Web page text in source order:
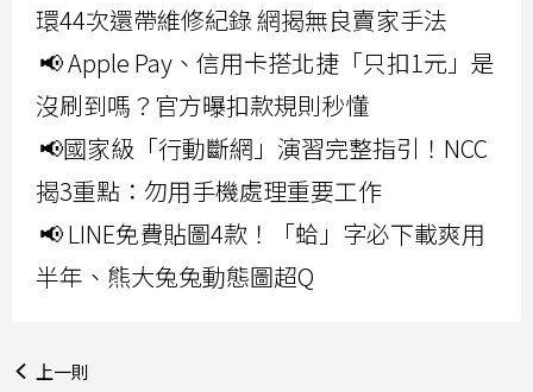
環44次還帶維修紀錄 網揭無良賣家手法
📢 Apple Pay、信用卡搭北捷「只扣1元」是
沒刷到嗎？官方曝扣款規則秒懂
📢國家級「行動斷網」演習完整指引！NCC
揭3重點：勿用手機處理重要工作
📢 LINE免費貼圖4款！「蛤」字必下載爽用
半年、熊大兔兔動態圖超Q
上一則